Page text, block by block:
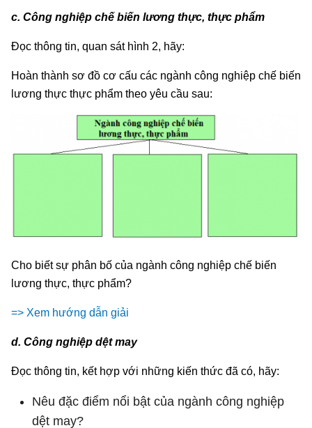
c. Công nghiệp chế biến lương thực, thực phẩm
Đọc thông tin, quan sát hình 2, hãy:
Hoàn thành sơ đồ cơ cấu các ngành công nghiệp chế biến
lương thực thực phẩm theo yêu cầu sau:
Cho biết sự phân bố của ngành công nghiệp chế biến
lương thực, thực phẩm?
=> Xem hướng dẫn giải
d. Công nghiệp dệt may
Đọc thông tin, kết hợp với những kiến thức đã có, hãy:
Nêu đặc điểm nổi bật của ngành công nghiệp
dệt may?